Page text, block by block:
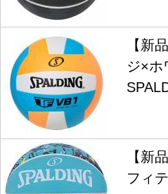
【新
ジ×ホ
【新
フィ